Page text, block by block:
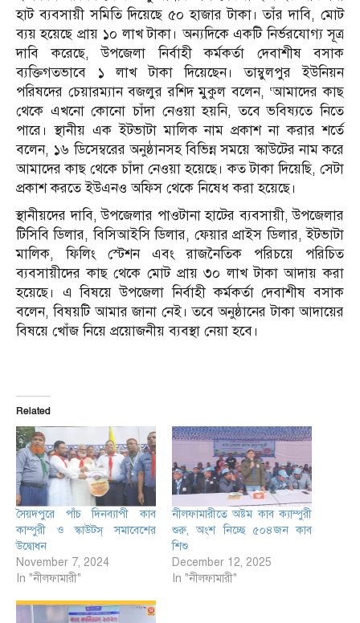
হাট ব্যবসায়ী সমিতি দিয়েছে ৫০ হাজার টাকা। তাঁর দাবি, মোট
ব্যয় হয়েছে প্রায় ১০ লাখ টাকা। অন্যদিকে একটি নির্ভরযোগ্য সূত্র
দাবি করেছে, উপজেলা নির্বাহী কর্মকর্তা দেবাশীষ বসাক
ব্যক্তিগতভাবে ১ লাখ টাকা দিয়েছেন। তাম্বুলপুর ইউনিয়ন
পরিষদের চেয়ারম্যান বজলুর রশিদ মুকুল বলেন, ‘আমাদের কাছ
থেকে এখনো কোনো চাঁদা নেওয়া হয়নি, তবে ভবিষ্যতে নিতে
পারে। স্থানীয় এক ইটভাটা মালিক নাম প্রকাশ না করার শর্তে
বলেন, ১৬ ডিসেম্বরের অনুষ্ঠানসহ বিভিন্ন সময়ে স্কাউটের নাম করে
আমাদের কাছ থেকে চাঁদা নেওয়া হয়েছে। কত টাকা দিয়েছি, সেটা
প্রকাশ করতে ইউএনও অফিস থেকে নিষেধ করা হয়েছে।
স্থানীয়দের দাবি, উপজেলার পাওটানা হাটের ব্যবসায়ী, উপজেলার
টিসিবি ডিলার, বিসিআইসি ডিলার, ফেয়ার প্রাইস ডিলার, ইটভাটা
মালিক, ফিলিং স্টেশন এবং রাজনৈতিক পরিচয়ে পরিচিত
ব্যবসায়ীদের কাছ থেকে মোট প্রায় ৩০ লাখ টাকা আদায় করা
হয়েছে। এ বিষয়ে উপজেলা নির্বাহী কর্মকর্তা দেবাশীষ বসাক
বলেন, বিষয়টি আমার জানা নেই। তবে অনুষ্ঠানের টাকা আদায়ের
বিষয়ে খোঁজ নিয়ে প্রয়োজনীয় ব্যবস্থা নেয়া হবে।
Related
সৈয়দপুরে পাঁচ দিনব্যাপী কাব
কাম্পুরী ও স্কাউটস্ সমাবেশের
উদ্বোধন
November 7, 2024
In "নীলফামারী"
নীলফামারীতে অষ্টম কাব ক্যাম্পুরী
শুরু, অংশ নিচ্ছে ৫০৪জন কাব
শিশু
December 12, 2025
In "নীলফামারী"